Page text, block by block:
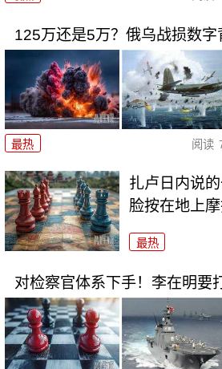
125万还是5万？俄乌战损数字
最热 阅读
扎卢日内说
脸按在地上
最热
对检察官体系下手！李在明要